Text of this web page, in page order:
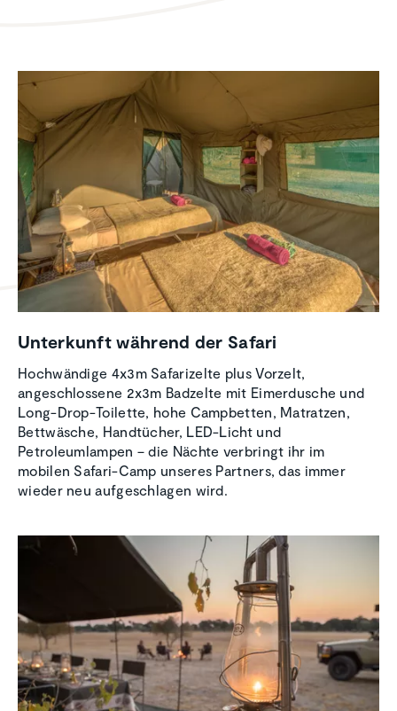
Unter­kunft während der Safari
Hochwändige 4x3m Safarizelte plus Vorzelt,
angeschlossene 2x3m Badzelte mit Eimerdusche und
Long-Drop-Toilette, hohe Campbetten, Matratzen,
Bettwäsche, Handtücher, LED-Licht und
Petroleumlampen – die Nächte verbringt ihr im
mobilen Safari-Camp unseres Partners, das immer
wieder neu aufgeschlagen wird.